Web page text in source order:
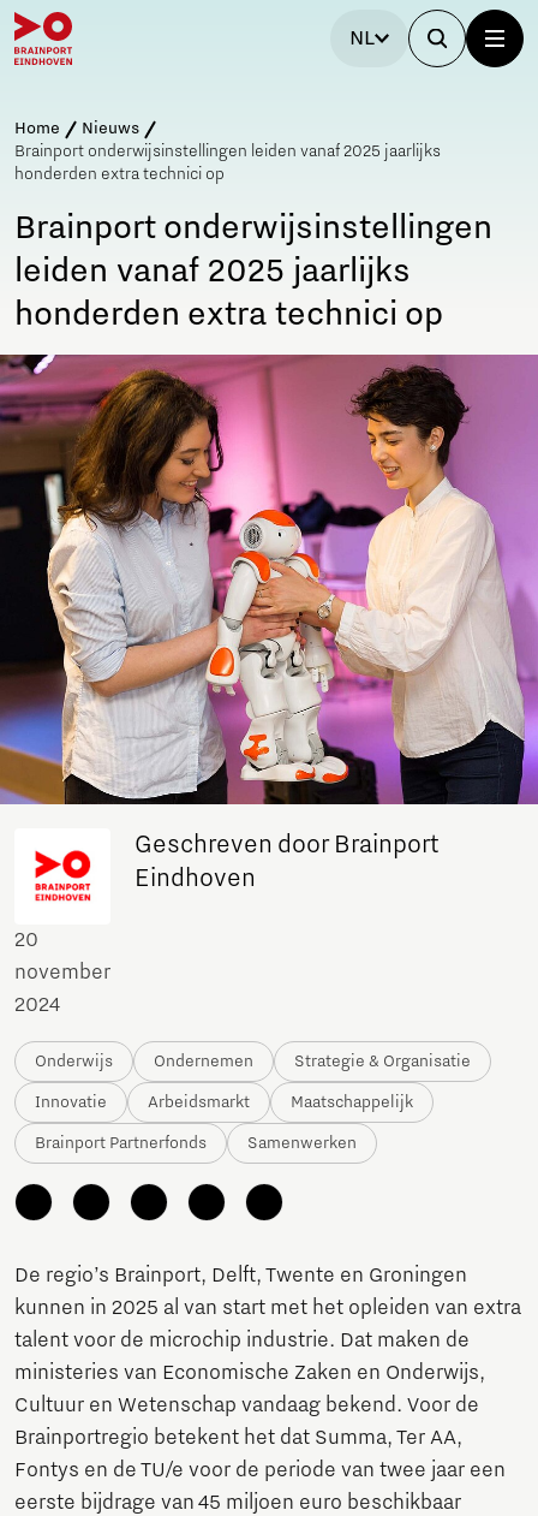
NL
Home
Nieuws
Brainport onderwijsinstellingen leiden vanaf 2025 jaarlijks
honderden extra technici op
Brainport onderwijsinstellingen
leiden vanaf 2025 jaarlijks
honderden extra technici op
Geschreven door Brainport
Eindhoven
20
november
2024
Onderwijs Ondernemen Strategie & Organisatie
Innovatie Arbeidsmarkt Maatschappelijk
Brainport Partnerfonds Samenwerken
De regio’s Brainport, Delft, Twente en Groningen
kunnen in 2025 al van start met het opleiden van extra
talent voor de microchip industrie. Dat maken de
ministeries van Economische Zaken en Onderwijs,
Cultuur en Wetenschap vandaag bekend. Voor de
Brainportregio betekent het dat Summa, Ter AA,
Fontys en de TU/e voor de periode van twee jaar een
eerste bijdrage van 45 miljoen euro beschikbaar